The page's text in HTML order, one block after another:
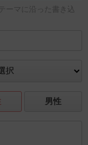
ーマに沿った書き込
男性